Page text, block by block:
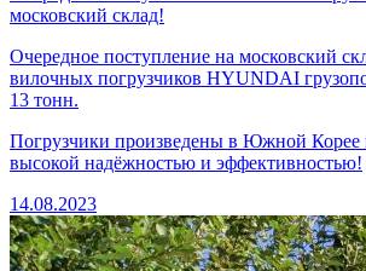
московский склад!
Очередное поступление на московский
вилочных погрузчиков HYUNDAI
13 тонн.
Погрузчики произведены в Южной Корее
высокой надёжностью и эффективностью!
14.08.2023